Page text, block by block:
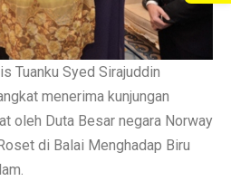
Tuanku Syed Sirajuddin
menerima kunjungan
oleh Duta Besar negara Norway
di Balai Menghadap Biru